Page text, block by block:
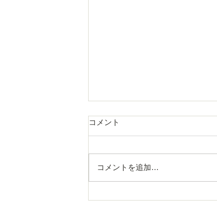
日本医療催眠学会で発表しま
コメント
コメントを追加…